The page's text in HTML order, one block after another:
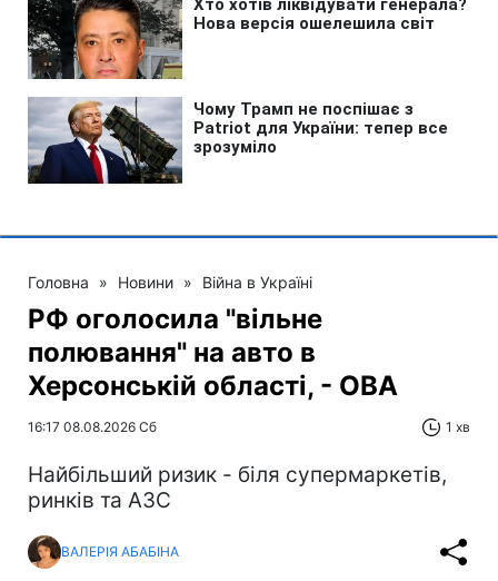
Головна » Новини » Війна в Україні
РФ оголосила "вільне
полювання" на авто в
Херсонській області, - ОВА
16:17 08.08.2026 Сб 1 хв
Найбільший ризик - біля супермаркетів,
ринків та АЗС
ВАЛЕРІЯ АБАБІНА